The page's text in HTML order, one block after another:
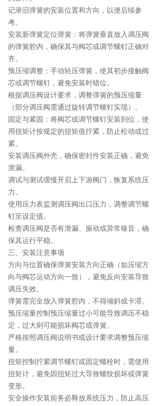
记录旧弹簧的安装位置和方向，以便后续参
考。
安装新弹簧定位弹簧：将弹簧垂直放入调压阀
的弹簧腔内，确保其与阀芯或调节螺钉正确对
齐。
预压缩调整：手动轻压弹簧，使其初步接触阀
芯或调节螺钉，避免安装时错位。
根据调压阀设计要求，调整弹簧的预压缩量
（部分调压阀需通过旋转调节螺钉实现）。
固定与紧固：将阀芯或调节螺钉安装到位，使
用扭矩计按规定的扭矩值拧紧，防止松动或过
紧。
安装调压阀外壳，确保密封件安装正确，避免
泄漏。
调试与测试缓慢开启上下游阀门，恢复系统压
力。
使用压力表监测调压阀出口压力，调整调节螺
钉至设定值。
检查调压阀是否有泄漏、振动或异常噪音，确
保其运行平稳。
三、安装注意事项
方向与位置确保弹簧安装方向正确（如压缩方
向与阀芯运动方向一致），避免反向安装导致
调压失效。
弹簧需完全放入弹簧腔内，不得倾斜或卡滞。
预压缩量控制预压缩量过小可能导致调压不稳
定，过大则可能损坏阀芯或弹簧。
严格按照调压阀说明书或设计要求调整预压缩
量。
扭矩控制拧紧调节螺钉或固定螺栓时，需使用
扭矩计，避免因扭矩过大导致螺纹损坏或弹簧
变形。
安全操作安装前务必释放系统压力，防止高压